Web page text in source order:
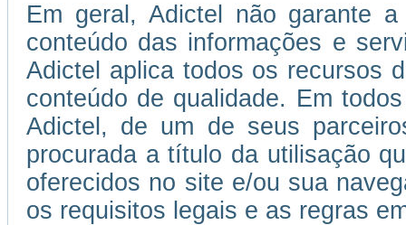
Em geral, Adictel não garante
conteúdo das informações e
Adictel aplica todos os recursos
conteúdo de qualidade. Em
Adictel, de um de seus
procurada a título da utilisação
oferecidos no site e/ou sua
os requisitos legais e as regras